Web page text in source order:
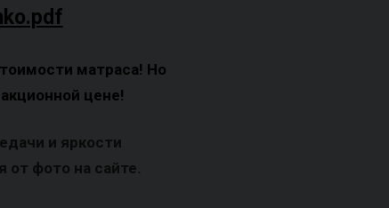
матраса! Но
цене!
и яркости
от фото на сайте.